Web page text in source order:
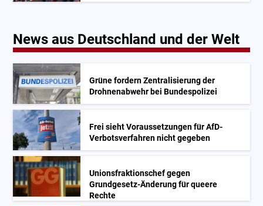
News aus Deutschland und der Welt
Grüne fordern Zentralisierung der
Drohnenabwehr bei Bundespolizei
Frei sieht Voraussetzungen für AfD-
Verbotsverfahren nicht gegeben
Unionsfraktionschef gegen
Grundgesetz-Änderung für queere
Rechte